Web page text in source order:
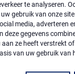
te analyseren.
gebruik van onze
media, adverteren
deze gegevens
ze heeft verstrekt of
van uw gebruik van
Privacy
Museum voor